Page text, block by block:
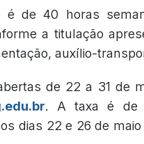
é de 40 horas
a titulação
auxílio-
de 22 a 31 de
. A taxa é de
dias 22 e 26 de